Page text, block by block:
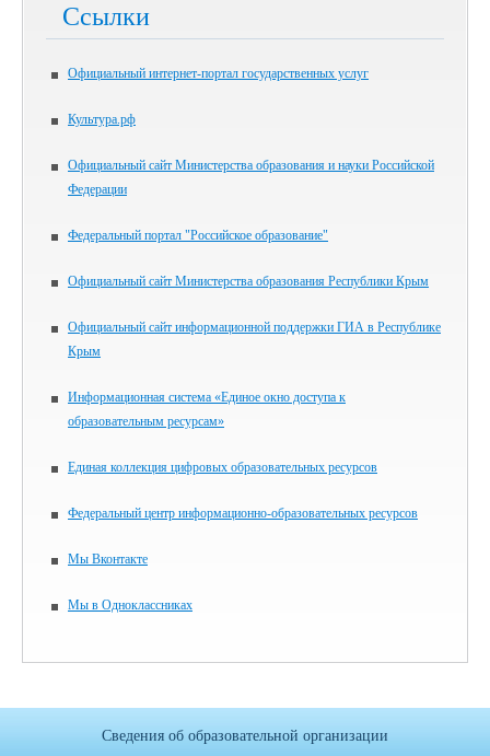
Ссылки
Официальный интернет-портал государственных услуг
Культура.рф
Официальный сайт Министерства образования и науки Российской
Федерации
Федеральный портал "Российское образование"
Официальный сайт Министерства образования Республики Крым
Официальный сайт информационной поддержки ГИА в Республике
Крым
Информационная система «Единое окно доступа к
образовательным ресурсам»
Единая коллекция цифровых образовательных ресурсов
Федеральный центр информационно-образовательных ресурсов
Мы Вконтакте
Мы в Одноклассниках
Сведения об образовательной организации